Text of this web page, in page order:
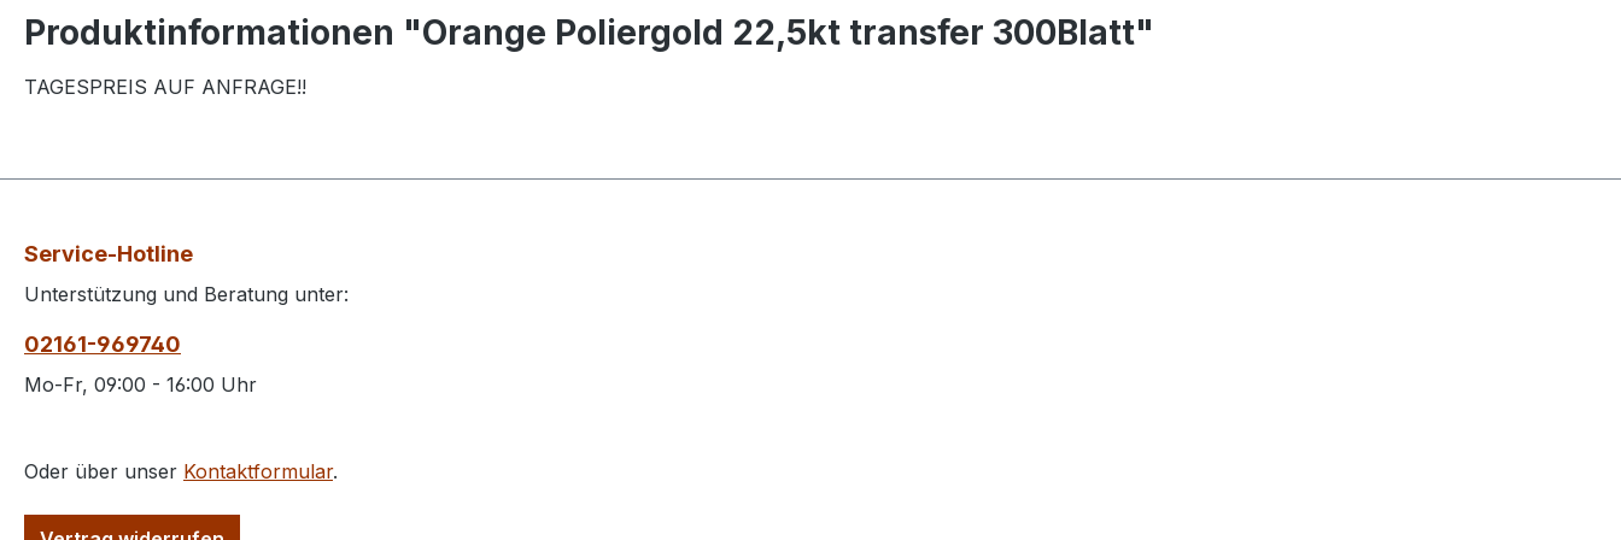
Produktinformationen "Orange Poliergold 22,5kt transfer 300Blatt"
TAGESPREIS AUF ANFRAGE!!
Service-Hotline
Unterstützung und Beratung unter:
02161-969740
Mo-Fr, 09:00 - 16:00 Uhr
Oder über unser Kontaktformular.